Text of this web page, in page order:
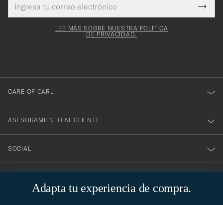
Adapta tu experiencia de compra.
de
correo
Este
es
¡Gracias
por
suscribirte
boletín!
LEE MÁS SOBRE NUESTRA POLÍTICA
DE PRIVACIDAD.
CARE OF CARL
ASESORAMIENTO AL CLIENTE
SOCIAL